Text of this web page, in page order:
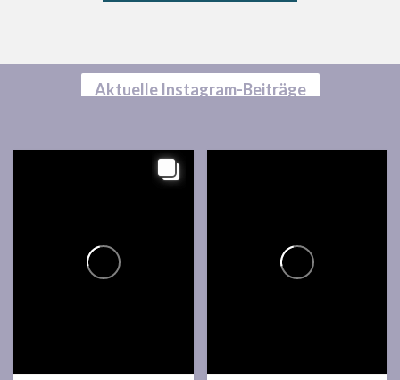
Aktuelle Instagram-Beiträge